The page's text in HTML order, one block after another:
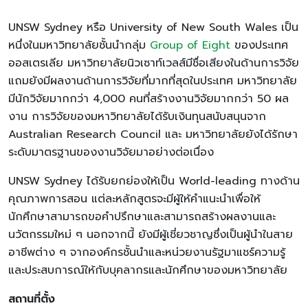
UNSW Sydney หรือ University of New South Wales เป็น
หนึ่งในมหาวิทยาลัยชั้นนำกลุ่ม Group of Eight ของประเทศ
ออสเตรเลีย มหาวิทยาลัยนิวเซาท์เวลส์มีชื่อเสียงในด้านการวิจัย
แถมยังมีผลงานด้านการวิจัยที่มากที่สุดในประเทศ มหาวิทยาลัย
มีนักวิจัยมากกว่า 4,000 คนที่สร้างงานวิจัยมากกว่า 50 ผล
งาน การวิจัยของมหาวิทยาลัยได้รับเงินทุนสนับสนุนจาก
Australian Research Council และ มหาวิทยาลัยยังได้รักษา
ระดับมาตรฐานของงานวิจัยมาอย่างต่อเนื่อง
UNSW Sydney ได้รับยกย่องให้เป็น World-leading ทางด้าน
คุณภาพการสอน แต่ละหลักสูตรจะมีผู้ให้คำแนะนำเพื่อให้
นักศึกษาสามารถขอคำปรึกษาและสามารถสร้างผลงานและ
นวัตกรรมใหม่ ๆ นอกจากนี้ ยังมีผู้เชี่ยวชาญซึ่งเป็นผู้นำในสาย
อาชีพต่าง ๆ จากองค์กรชั้นนำและหน่วยงานรัฐมาแชร์ความรู้
และประสบการณ์ให้กับบุคลากรและนักศึกษาของมหาวิทยาลัย
สถานที่ตั้ง